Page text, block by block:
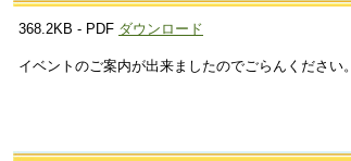
368.2KB - PDF ダウンロード
イベントのご案内が出来ましたのでごらんください。